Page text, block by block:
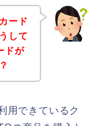
ード
して
ドが
用できているク